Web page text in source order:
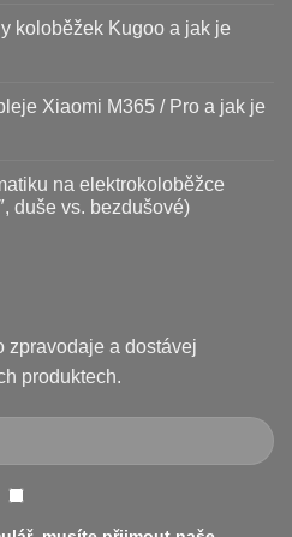
koloběžek Kugoo a jak je
Xiaomi M365 / Pro a jak je
na elektrokoloběžce
duše vs. bezdušové)
zpravodaje a dostávej
produktech.